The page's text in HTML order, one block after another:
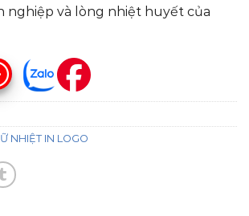
nghiệp và lòng nhiệt huyết của
NHIỆT IN LOGO